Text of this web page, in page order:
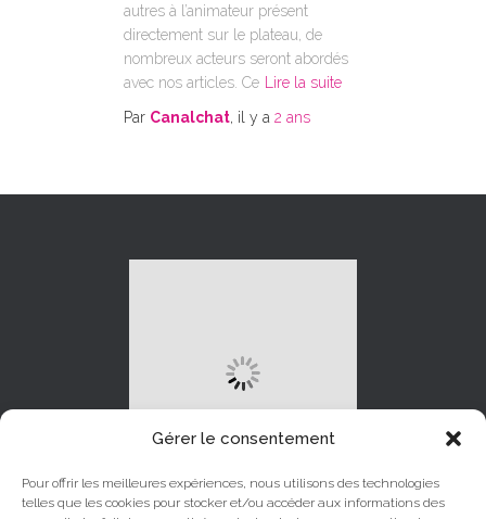
Gérer le consentement
Pour offrir les meilleures expériences, nous utilisons des technologies
telles que les cookies pour stocker et/ou accéder aux informations des
autres à l’animateur présent
directement sur le plateau, de
nombreux acteurs seront abordés
avec nos articles. Ce
Lire la suite
Par Canalchat, il y a 2 ans